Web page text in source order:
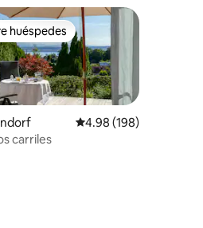
149 reseñas
preferido
huéspedes
Calificación promedio:
4.98 (198)
carriles